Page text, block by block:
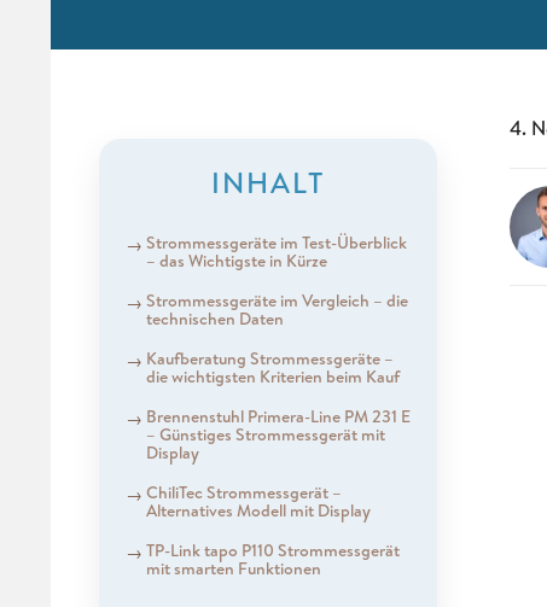
INHALT
Strommessgeräte im Test-Überblick
– das Wichtigste in Kürze
Strommessgeräte im Vergleich – die
technischen Daten
Kaufberatung Strommessgeräte –
die wichtigsten Kriterien beim Kauf
Brennenstuhl Primera-Line PM 231 E
– Günstiges Strommessgerät mit
Display
ChiliTec Strommessgerät –
Alternatives Modell mit Display
TP-Link tapo P110 Strommessgerät
mit smarten Funktionen
4.